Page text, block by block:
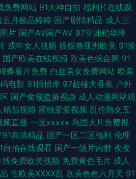
梦梦 玖玖热精彩视频 超碰午夜电影 亚洲性爱
线观看 国产精品自产久久 国语成人av 成人
看日B 三级片网站无遮挡 日韩不卡影院 伊
97碰97碰 日本超碰人人 成人无码影院 久久九
先锋 91国精产品成人 草莓视频入口 欧美精品
在线 91大神 欧美性爱2025 欧洲偷拍 人妖色
亚洲美女啪啪 伊人精品大香蕉 国产人人操人
免费网站 91大神自拍 福利片在线观
五月极品婷婷 国产剧情精品 成人三
片 国产AV国产AV 97亚洲精华液
成年女人视频 狠狠撸亚洲欧美 91操
国产欧美在线视频 欧美色综合网 91
蝶看片免费 白丝美女免费网站 欧美
电影 91插插库 97超碰大香蕉 户外
国产偷窥盗摄视频 成人动漫网站观
精品视频 蜜桃爱爱视频 乱伦熟女五
频直播 一区xxxxx 岛国大片免费视
91高清精品 国产一区二区福利 伦理
自拍在线观看 国产一级片内射 夜夜
线免费欧美视频 免费黄色毛片 成人
性欧美ⅩⅩⅩⅩ乱 欧美色色六月天 91